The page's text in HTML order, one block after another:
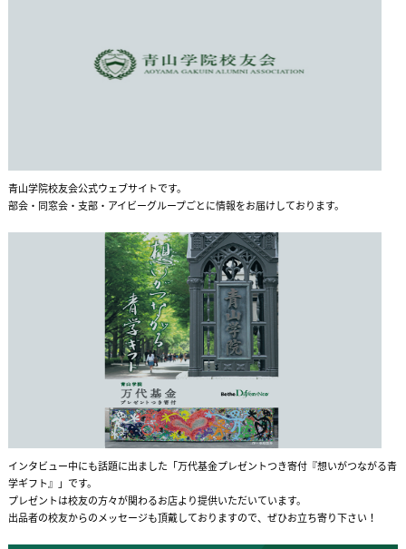
青山学院校友会公式ウェブサイトです。
部会・同窓会・支部・アイビーグループごとに情報をお届けしております。
インタビュー中にも話題に出ました「万代基金プレゼントつき寄付『想いがつながる青
学ギフト』」です。
プレゼントは校友の方々が関わるお店より提供いただいています。
出品者の校友からのメッセージも頂戴しておりますので、ぜひお立ち寄り下さい！